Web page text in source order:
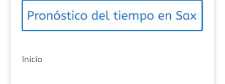
o
í
s
Inicio